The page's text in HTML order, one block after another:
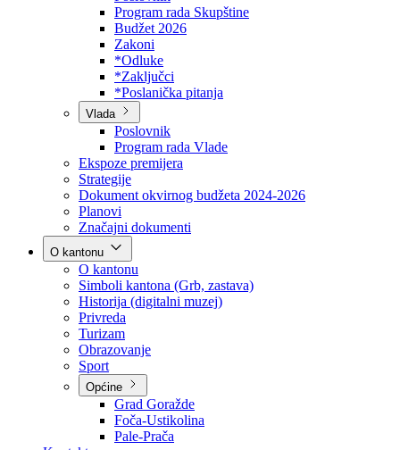
Skupština
Poslovnik
Program rada Skupštine
Budžet 2026
Zakoni
*Odluke
*Zaključci
*Poslanička pitanja
Vlada
Poslovnik
Program rada Vlade
Ekspoze premijera
Strategije
Dokument okvirnog budžeta 2024-2026
Planovi
Značajni dokumenti
O kantonu
O kantonu
Simboli kantona (Grb, zastava)
Historija (digitalni muzej)
Privreda
Turizam
Obrazovanje
Općine